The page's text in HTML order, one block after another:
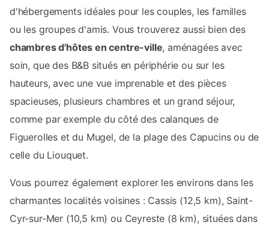
d'hébergements idéales pour les couples, les familles
ou les groupes d'amis. Vous trouverez aussi bien des
chambres d'hôtes en centre-ville, aménagées avec
soin, que des B&B situés en périphérie ou sur les
hauteurs, avec une vue imprenable et des pièces
spacieuses, plusieurs chambres et un grand séjour,
comme par exemple du côté des calanques de
Figuerolles et du Mugel, de la plage des Capucins ou de
celle du Liouquet.
Vous pourrez également explorer les environs dans les
charmantes localités voisines : Cassis (12,5 km), Saint-
Cyr-sur-Mer (10,5 km) ou Ceyreste (8 km), situées dans